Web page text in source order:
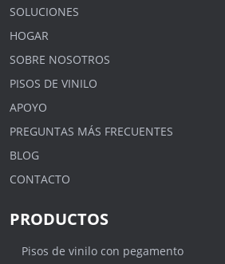
SOLUCIONES
HOGAR
SOBRE NOSOTROS
PISOS DE VINILO
APOYO
PREGUNTAS MÁS FRECUENTES
BLOG
CONTACTO
PRODUCTOS
Pisos de vinilo con pegamento